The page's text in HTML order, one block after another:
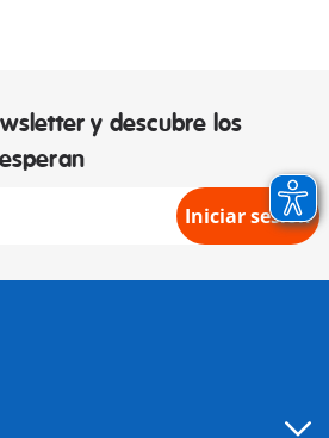
y descubre los
Iniciar sesión